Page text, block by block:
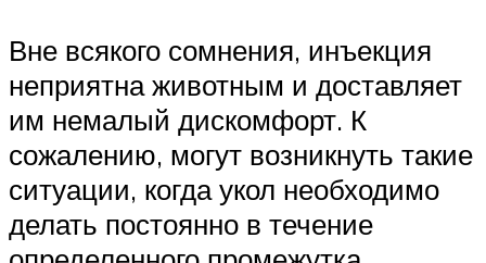
Вне всякого сомнения, инъекция
неприятна животным и доставляет
им немалый дискомфорт. К
сожалению, могут возникнуть такие
ситуации, когда укол необходимо
делать постоянно в течение